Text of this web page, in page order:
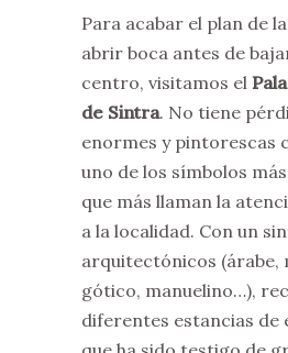
Para acabar el plan de
abrir boca antes de
centro, visitamos el
de Sintra. No tiene
enormes y pintorescas
uno de los símbolos
que más llaman la
a la localidad. Con un
arquitectónicos (árabe,
gótico, manuelino…),
diferentes estancias de